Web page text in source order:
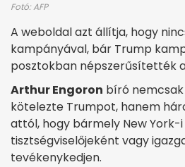
Fotó: AFP
A weboldal azt állítja, hogy
kampányával, bár Trump
posztokban népszerűsítették
Arthur Engoron bíró
kötelezte Trumpot, hanem
attól, hogy bármely New York-
tisztségviselőjeként vagy
tevékenykedjen.